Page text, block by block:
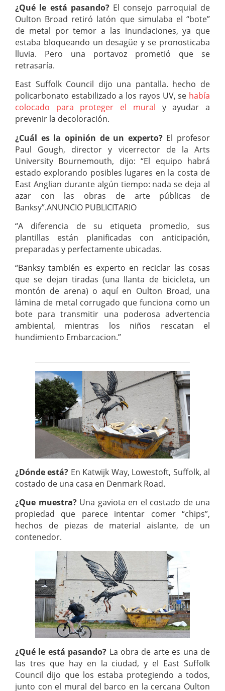
¿Qué le está pasando? El consejo parroquial de
Oulton Broad retiró latón que simulaba el “bote”
de metal por temor a las inundaciones, ya que
estaba bloqueando un desagüe y se pronosticaba
lluvia. Pero una portavoz prometió que se
retrasaría.
East Suffolk Council dijo una pantalla. hecho de
policarbonato estabilizado a los rayos UV, se había
colocado para proteger el mural y ayudar a
prevenir la decoloración.
¿Cuál es la opinión de un experto? El profesor
Paul Gough, director y vicerrector de la Arts
University Bournemouth, dijo: “El equipo habrá
estado explorando posibles lugares en la costa de
East Anglian durante algún tiempo: nada se deja al
azar con las obras de arte públicas de
Banksy”.ANUNCIO PUBLICITARIO
“A diferencia de su etiqueta promedio, sus
plantillas están planificadas con anticipación,
preparadas y perfectamente ubicadas.
“Banksy también es experto en reciclar las cosas
que se dejan tiradas (una llanta de bicicleta, un
montón de arena) o aquí en Oulton Broad, una
lámina de metal corrugado que funciona como un
bote para transmitir una poderosa advertencia
ambiental, mientras los niños rescatan el
hundimiento Embarcacion.”
¿Dónde está? En Katwijk Way, Lowestoft, Suffolk, al
costado de una casa en Denmark Road.
¿Que muestra? Una gaviota en el costado de una
propiedad que parece intentar comer “chips”,
hechos de piezas de material aislante, de un
contenedor.
¿Qué le está pasando? La obra de arte es una de
las tres que hay en la ciudad, y el East Suffolk
Council dijo que los estaba protegiendo a todos,
junto con el mural del barco en la cercana Oulton